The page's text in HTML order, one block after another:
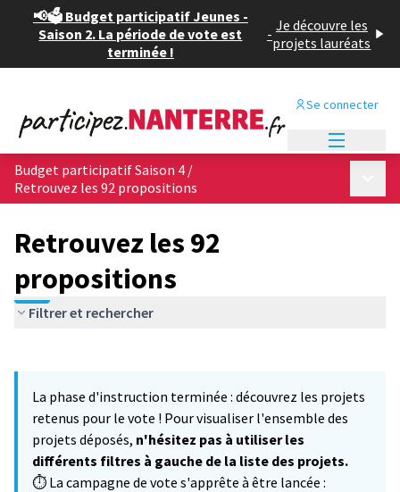
📢🗳️ Budget participatif Jeunes -
Saison 2. La période de vote est
terminée !
- Je découvre les
projets lauréats
Se connecter
Budget participatif Saison 4 /
Retrouvez les 92 propositions
Retrouvez les 92
propositions
Filtrer et rechercher
−
La phase d'instruction terminée : découvrez les projets
retenus pour le vote ! Pour visualiser l'ensemble des
projets déposés, n'hésitez pas à utiliser les
différents filtres à gauche de la liste des projets.
⏱️ La campagne de vote s'apprête à être lancée :